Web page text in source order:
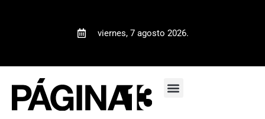
viernes, 7 agosto 2026.